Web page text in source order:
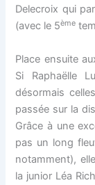
Delecroix qui
(avec le 5ème
Place ensuite
Si Raphaëlle
désormais
passée sur la
Grâce à une
pas un long
notamment),
la junior Léa